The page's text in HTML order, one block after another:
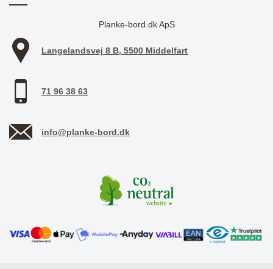
Planke-bord.dk ApS
Langelandsvej 8 B, 5500 Middelfart
71 96 38 63
info@planke-bord.dk